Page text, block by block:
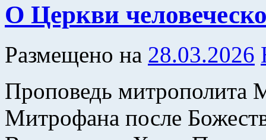
О Церкви
Размещено на 28.03.2026
Проповедь митрополита
Митрофана после